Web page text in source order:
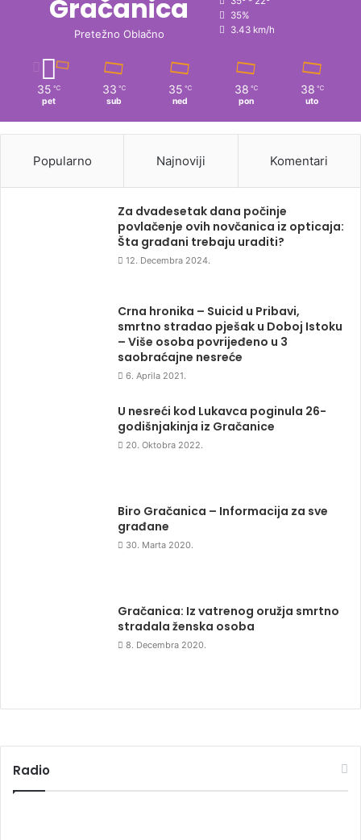
Gračanica
Pretežno Oblačno
35%
3.43 km/h
35 ℃
pet
33 ℃
sub
35 ℃
ned
38 ℃
pon
38 ℃
uto
Popularno Najnoviji Komentari
Za dvadesetak dana počinje
povlačenje ovih novčanica iz opticaja:
Šta građani trebaju uraditi?
12. Decembra 2024.
Crna hronika – Suicid u Pribavi,
smrtno stradao pješak u Doboj Istoku
– Više osoba povrijeđeno u 3
saobraćajne nesreće
6. Aprila 2021.
U nesreći kod Lukavca poginula 26-
godišnjakinja iz Gračanice
20. Oktobra 2022.
Biro Gračanica – Informacija za sve
građane
30. Marta 2020.
Gračanica: Iz vatrenog oružja smrtno
stradala ženska osoba
8. Decembra 2020.
Radio